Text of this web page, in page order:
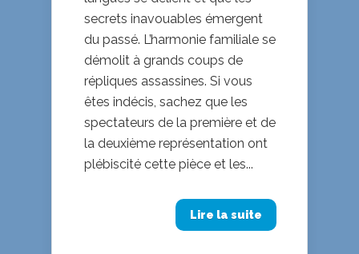
secrets inavouables émergent
du passé. L’harmonie familiale se
démolit à grands coups de
répliques assassines. Si vous
êtes indécis, sachez que les
spectateurs de la première et de
la deuxième représentation ont
plébiscité cette pièce et les...
Lire la suite